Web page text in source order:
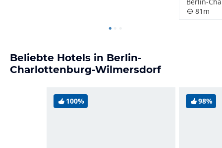
81m
Beliebte Hotels in Berlin-
Charlottenburg-Wilmersdorf
100% 98%